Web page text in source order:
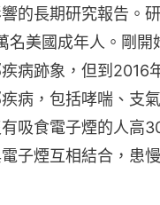
的長期研究報告。
名美國成年人。剛開
病跡象，但到2016
病，包括哮喘、支
吸食電子煙的人高
子煙互相結合，患